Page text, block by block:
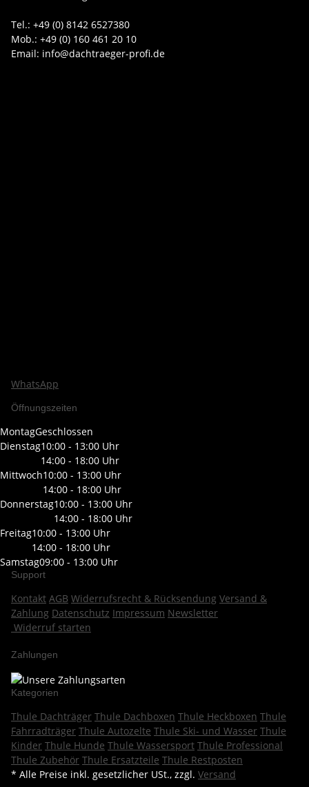
Tel.: +49 (0) 8142 6527380
Mob.: +49 (0) 160 461 20 10
Email: info@dachtraeger-profi.de
WhatsApp
Öffnungszeiten
MontagGeschlossen
Dienstag10:00 - 13:00 Uhr
14:00 - 18:00 Uhr
Mittwoch10:00 - 13:00 Uhr
14:00 - 18:00 Uhr
Donnerstag10:00 - 13:00 Uhr
14:00 - 18:00 Uhr
Freitag10:00 - 13:00 Uhr
14:00 - 18:00 Uhr
Samstag09:00 - 13:00 Uhr
Support
Kontakt AGB Widerrufsrecht & Rücksendung Versand &
Zahlung Datenschutz Impressum Newsletter
Widerruf starten
Zahlungen
Kategorien
Thule Dachträger Thule Dachboxen Thule Heckboxen Thule
Fahrradträger Thule Autozelte Thule Ski- und Wasser Thule
Kinder Thule Hunde Thule Wassersport Thule Professional
Thule Zubehör Thule Ersatzteile Thule Restposten
* Alle Preise inkl. gesetzlicher USt., zzgl. Versand